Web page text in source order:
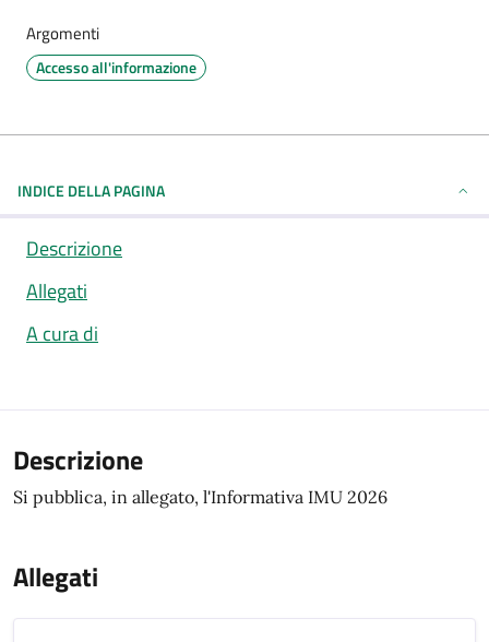
Argomenti
Accesso all'informazione
INDICE DELLA PAGINA
Descrizione
Allegati
A cura di
Descrizione
Si pubblica, in allegato, l'Informativa IMU 2026
Allegati